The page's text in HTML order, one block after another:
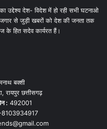
उद्देश्य देश- विदेश में हो रही सभी घटनाओ
से जुड़ी खबरों को देश की जनता तक
के हित सदेव कार्यरत हैं।
बक्शी
रायपुर छत्तीसगढ़
: 492001